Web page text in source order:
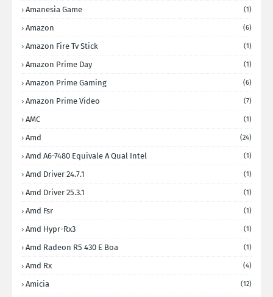
Amanesia Game (1)
Amazon (6)
Amazon Fire Tv Stick (1)
Amazon Prime Day (1)
Amazon Prime Gaming (6)
Amazon Prime Video (7)
AMC (1)
Amd (24)
Amd A6-7480 Equivale A Qual Intel (1)
Amd Driver 24.7.1 (1)
Amd Driver 25.3.1 (1)
Amd Fsr (1)
Amd Hypr-Rx3 (1)
Amd Radeon R5 430 E Boa (1)
Amd Rx (4)
Amicia (12)